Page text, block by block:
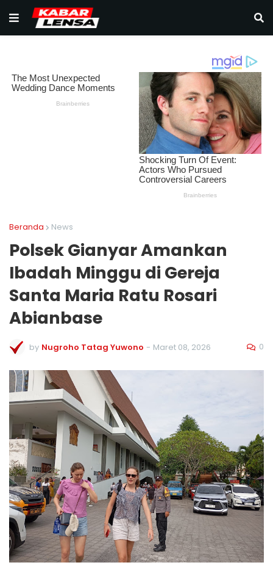
Beranda News
Polsek Gianyar Amankan
Ibadah Minggu di Gereja
Santa Maria Ratu Rosari
Abianbase
by Nugroho Tatag Yuwono - Maret 08, 2026 0